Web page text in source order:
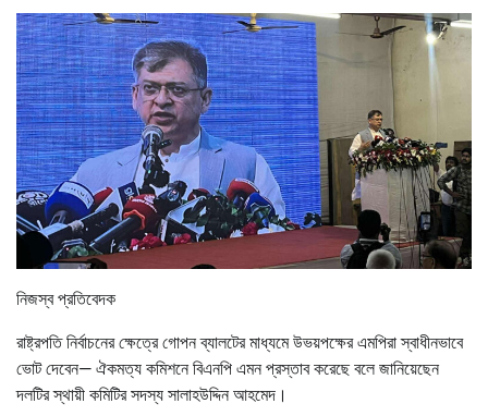
নিজস্ব প্রতিবেদক
রাষ্ট্রপতি নির্বাচনের ক্ষেত্রে গোপন ব্যালটের মাধ্যমে উভয়পক্ষের এমপিরা স্বাধীনভাবে
ভোট দেবেন— ঐকমত্য কমিশনে বিএনপি এমন প্রস্তাব করেছে বলে জানিয়েছেন
দলটির স্থায়ী কমিটির সদস্য সালাহউদ্দিন আহমেদ।